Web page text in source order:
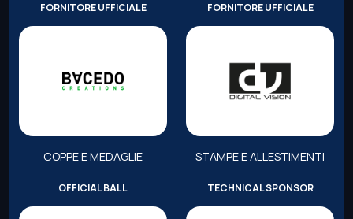
FORNITORE UFFICIALE
COPPE E MEDAGLIE
FORNITORE UFFICIALE
STAMPE E ALLESTIMENTI
OFFICIAL BALL TECHNICAL SPONSOR